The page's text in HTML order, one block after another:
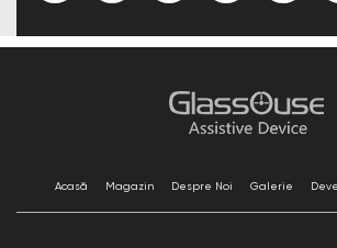
Acasă Magazin Despre Noi Galerie